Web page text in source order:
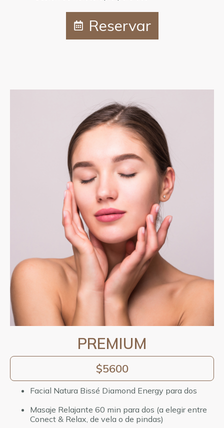
Reservar
PREMIUM
$5600
Facial Natura Bissé Diamond Energy para dos
Masaje Relajante 60 min para dos (a elegir entre
Conect & Relax, de vela o de pindas)